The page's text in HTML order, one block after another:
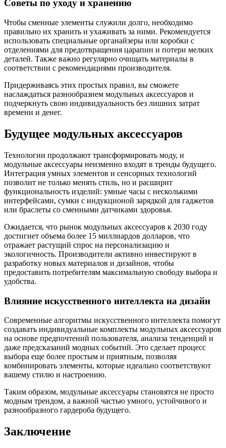
Советы по уходу и хранению
Чтобы сменные элементы служили долго, необходимо
правильно их хранить и ухаживать за ними. Рекомендуется
использовать специальные органайзеры или коробки с
отделениями для предотвращения царапин и потери мелких
деталей. Также важно регулярно очищать материалы в
соответствии с рекомендациями производителя.
Придерживаясь этих простых правил, вы сможете
наслаждаться разнообразием модульных аксессуаров и
подчеркнуть свою индивидуальность без лишних затрат
времени и денег.
Будущее модульных аксессуаров
Технологии продолжают трансформировать моду, и
модульные аксессуары неизменно входят в тренды будущего.
Интеграция умных элементов и сенсорных технологий
позволит не только менять стиль, но и расширит
функциональность изделий: умные часы с несколькими
интерфейсами, сумки с индукционой зарядкой для гаджетов
или браслеты со сменными датчиками здоровья.
Ожидается, что рынок модульных аксессуаров к 2030 году
достигнет объема более 15 миллиардов долларов, что
отражает растущий спрос на персонализацию и
экологичность. Производители активно инвестируют в
разработку новых материалов и дизайнов, чтобы
предоставить потребителям максимальную свободу выбора и
удобства.
Влияние искусственного интеллекта на дизайн
Современные алгоритмы искусственного интеллекта помогут
создавать индивидуальные комплекты модульных аксессуаров
на основе предпочтений пользователя, анализа тенденций и
даже предсказаний модных событий. Это сделает процесс
выбора еще более простым и приятным, позволяя
комбинировать элементы, которые идеально соответствуют
вашему стилю и настроению.
Таким образом, модульные аксессуары становятся не просто
модным трендом, а важной частью умного, устойчивого и
разнообразного гардероба будущего.
Заключение